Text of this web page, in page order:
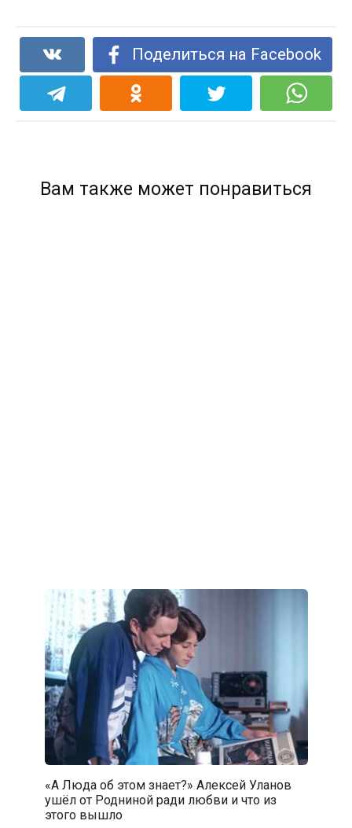
Поделиться на Facebook
Вам также может понравиться
«А Люда об этом знает?» Алексей Уланов
ушёл от Родниной ради любви и что из
этого вышло